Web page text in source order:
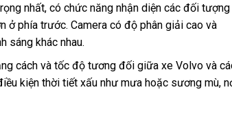
nhất, có chức năng nhận diện các đối tượng
phía trước. Camera có độ phân giải cao và
sáng khác nhau.
cách và tốc độ tương đối giữa xe Volvo và
kiện thời tiết xấu như mưa hoặc sương mù,